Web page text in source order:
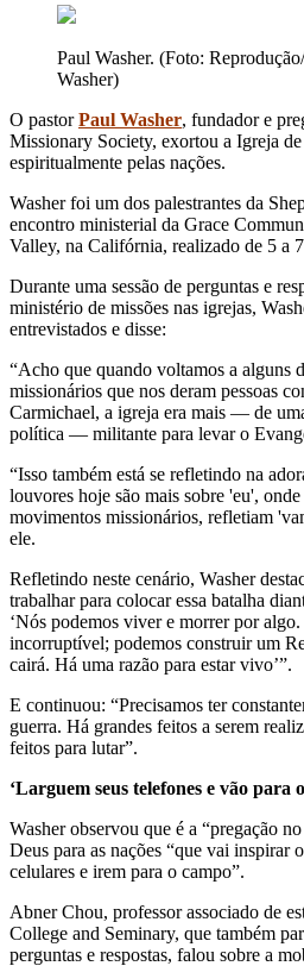
Paul Washer. (Foto:
Washer)
O pastorPaul Washer, fundador e
Missionary Society, exortou a Igreja
espiritualmente pelas nações.
Washer foi um dos palestrantes da
encontro ministerial da Grace
Valley, na Califórnia, realizado de 5 a
Durante uma sessão de perguntas e
ministério de missões nas igrejas,
entrevistados e disse:
“Acho que quando voltamos a alguns
missionários que nos deram pessoas
Carmichael, a igreja era mais — de
política — militante para levar o
“Isso também está se refletindo na
louvores hoje são mais sobre 'eu',
movimentos missionários, refletiam
ele.
Refletindo neste cenário, Washer
trabalhar para colocar essa batalha
‘Nós podemos viver e morrer por
incorruptível; podemos construir um
cairá. Há uma razão para estar vivo’”.
E continuou: “Precisamos ter
guerra. Há grandes feitos a serem
feitos para lutar”.
‘Larguem seus telefones e vão para
Washer observou que é a “pregação
Deus para as nações “que vai inspirar
celulares e irem para o campo”.
Abner Chou, professor associado de
College and Seminary, que também
perguntas e respostas, falou sobre a